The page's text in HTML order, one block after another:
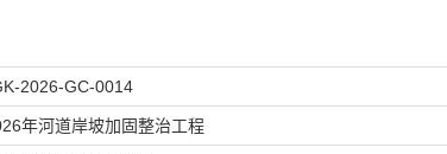
2026-GC-0014
年河道岸坡加固整治工程